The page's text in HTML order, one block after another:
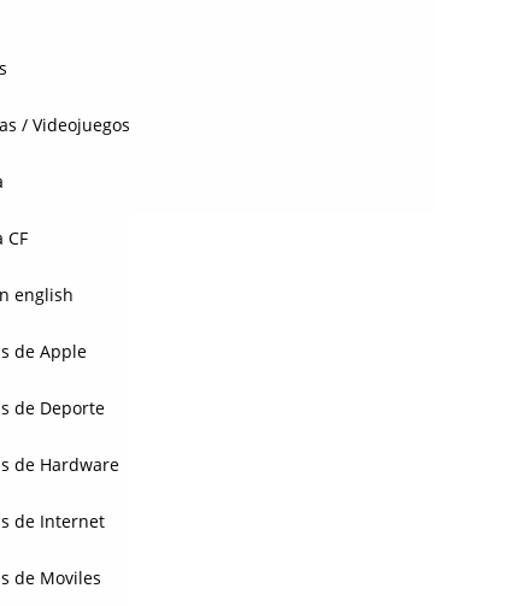
/ Videojuegos
CF
english
de Apple
de Deporte
de Hardware
de Internet
de Moviles